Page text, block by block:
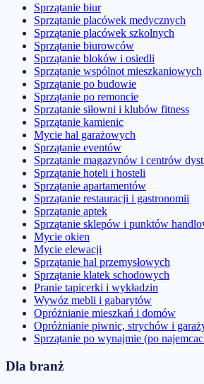
Sprzątanie biur
Sprzątanie placówek medycznych
Sprzątanie placówek szkolnych
Sprzątanie biurowców
Sprzątanie bloków i osiedli
Sprzątanie wspólnot mieszkaniowych
Sprzątanie po budowie
Sprzątanie po remoncie
Sprzątanie siłowni i klubów fitness
Sprzątanie kamienic
Mycie hal garażowych
Sprzątanie eventów
Sprzątanie magazynów i centrów
Sprzątanie hoteli i hosteli
Sprzątanie apartamentów
Sprzątanie restauracji i gastronomii
Sprzątanie aptek
Sprzątanie sklepów i punktów
Mycie okien
Mycie elewacji
Sprzątanie hal przemysłowych
Sprzątanie klatek schodowych
Pranie tapicerki i wykładzin
Wywóz mebli i gabarytów
Opróżnianie mieszkań i domów
Opróżnianie piwnic, strychów i
Sprzątanie po wynajmie (po
Dla branż